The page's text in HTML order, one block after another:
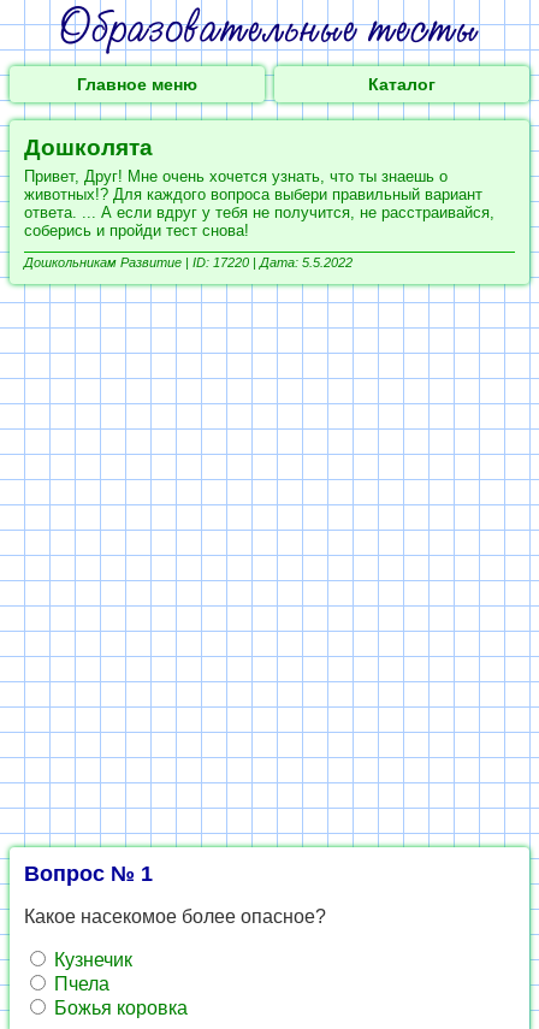
Главное меню Каталог
Дошколята
Привет, Друг! Мне очень хочется узнать, что ты знаешь о
животных!? Для каждого вопроса выбери правильный вариант
ответа. ... А если вдруг у тебя не получится, не расстраивайся,
соберись и пройди тест снова!
Дошкольникам Развитие | ID: 17220 | Дата: 5.5.2022
Вопрос № 1
Какое насекомое более опасное?
Кузнечик
Пчела
Божья коровка